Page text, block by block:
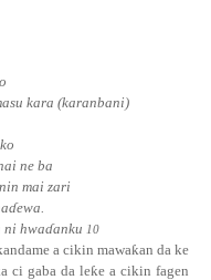
kara (karanbani)
ne ba
mai zari
ɗewa.
ni hwaɗanku 10
a cikin mawaƙan da ke
ci gaba daleƙe a cikin fagen